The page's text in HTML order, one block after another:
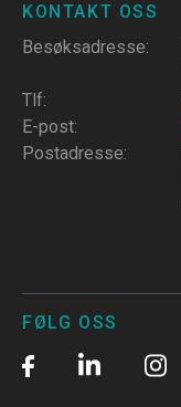
KONTAKT OSS
Besøksadresse:
Tlf:
E-post:
Postadresse:
FØLG OSS